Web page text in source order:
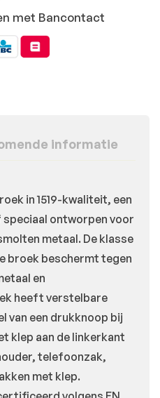
met Bancontact
informatie
in 1519-kwaliteit, een
ontworpen voor
metaal. De klasse
broek beschermt tegen
en
heeft verstelbare
van een drukknoop bij
klep aan de linkerkant
telefoonzak,
met klep.